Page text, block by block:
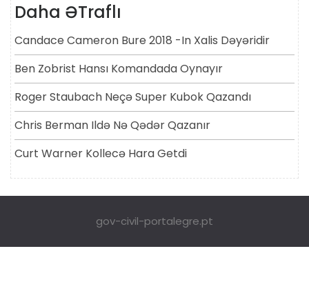
Daha ƏTraflı
Candace Cameron Bure 2018 -in Xalis Dəyəridir
Ben Zobrist Hansı Komandada Oynayır
Roger Staubach Neçə Super Kubok Qazandı
Chris Berman Ildə Nə Qədər Qazanır
Curt Warner Kollecə Hara Getdi
gov-civil-portalegre.pt